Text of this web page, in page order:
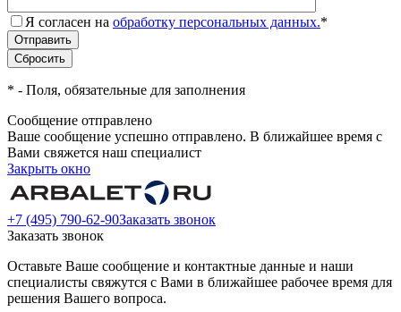
Я согласен на обработку персональных данных.*
* - Поля, обязательные для заполнения
Сообщение отправлено
Ваше сообщение успешно отправлено. В ближайшее время с
Вами свяжется наш специалист
Закрыть окно
+7 (495) 790-62-90Заказать звонок
Заказать звонок
Оставьте Ваше сообщение и контактные данные и наши
специалисты свяжутся с Вами в ближайшее рабочее время для
решения Вашего вопроса.